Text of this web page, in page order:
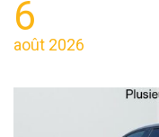
6
août 2026